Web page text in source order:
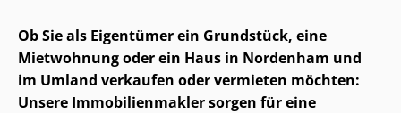
Ob Sie als Eigentümer ein Grundstück, eine
Mietwohnung oder ein Haus in Nordenham und
im Umland verkaufen oder vermieten möchten:
Unsere Im­mo­bi­li­en­mak­ler sorgen für eine